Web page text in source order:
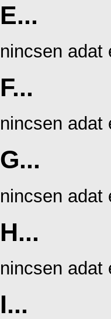
E...
nincsen adat
F...
nincsen adat
G...
nincsen adat
H...
nincsen adat
I...